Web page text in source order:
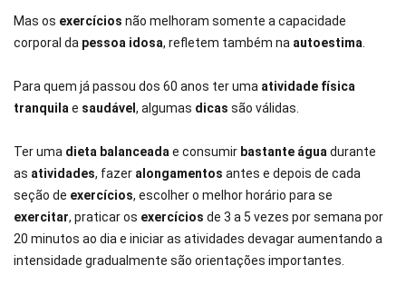
Mas os exercícios não melhoram somente a capacidade
corporal da pessoa idosa, refletem também na autoestima
Para quem já passou dos 60 anos ter uma atividade física
tranquila e saudável, algumas dicas são válidas.
Ter uma dieta balanceada e consumir bastante água durante
as atividades, fazer alongamentos antes e depois de cada
seção de exercícios, escolher o melhor horário para se
exercitar, praticar os exercícios de 3 a 5 vezes por semana por
20 minutos ao dia e iniciar as atividades devagar aumentando a
intensidade gradualmente são orientações importantes.